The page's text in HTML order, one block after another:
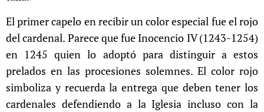
El primer capelo en recibir un color especial fue el rojo
del cardenal. Parece que fue Inocencio IV (1243-1254)
en 1245 quien lo adoptó para distinguir a estos
prelados en las procesiones solemnes. El color rojo
simboliza y recuerda la entrega que deben tener los
cardenales defendiendo a la Iglesia incluso con la